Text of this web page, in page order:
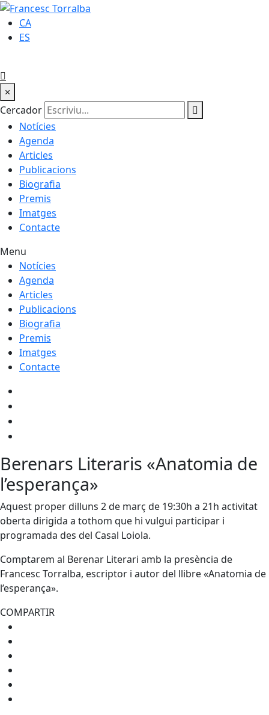
CA
ES
×
Cercador
Notícies
Agenda
Articles
Publicacions
Biografia
Premis
Imatges
Contacte
Menu
Notícies
Agenda
Articles
Publicacions
Biografia
Premis
Imatges
Contacte
Berenars Literaris «Anatomia de
l’esperança»
Aquest proper dilluns 2 de març de 19:30h a 21h activitat
oberta dirigida a tothom que hi vulgui participar i
programada des del Casal Loiola.
Comptarem al Berenar Literari amb la presència de
Francesc Torralba, escriptor i autor del llibre «Anatomia de
l’esperança».
COMPARTIR